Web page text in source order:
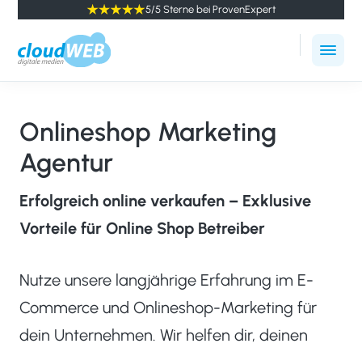
5/5 Sterne bei ProvenExpert
Medien
Winterthur
Onlineshop Marketing
Agentur
Erfolgreich online verkaufen – Exklusive
Vorteile für Online Shop Betreiber
Nutze unsere langjährige Erfahrung im E-
Commerce und Onlineshop-Marketing für
dein Unternehmen. Wir helfen dir, deinen